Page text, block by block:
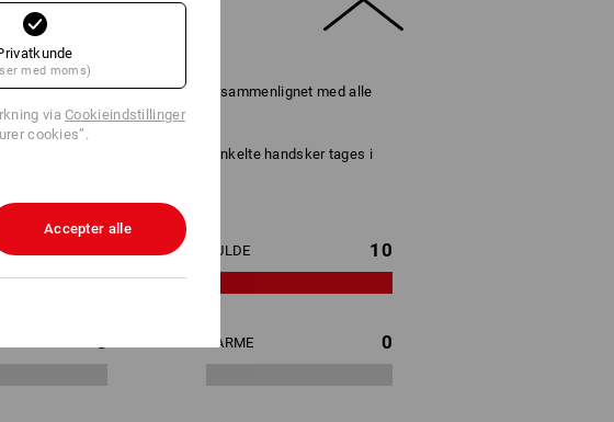
for yderligere information.
egenskaber blev vurderet sammenlignet med alle
til dette område.
for de enkelte handsker tages i
0 KULDE 10
3 VARME 0
med moms)
viaCookieindstillinger
cookies”.
Accepter alle